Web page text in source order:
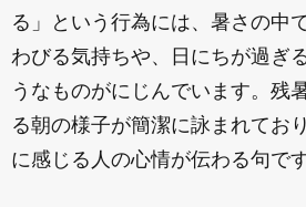
る」という行為には、暑さの中
わびる気持ちや、日にちが過ぎ
うなものがにじんでいます。残
る朝の様子が簡潔に詠まれてお
に感じる人の心情が伝わる句です